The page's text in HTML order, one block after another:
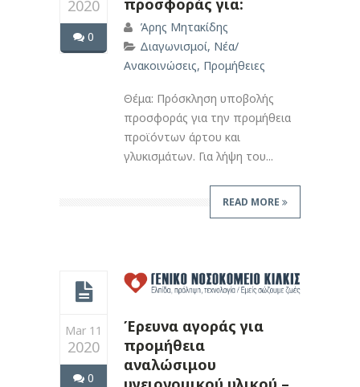
2020
0
Άρης Μητακίδης
Διαγωνισμοί, Νέα/
Ανακοινώσεις, Προμήθειες
Θέμα: Πρόσκληση υποβολής
προσφοράς για την προμήθεια
προϊόντων άρτου και
γλυκισμάτων. Για λήψη του...
READ MORE
Mar 11
2020
0
Έρευνα αγοράς για
προμήθεια
αναλώσιμου